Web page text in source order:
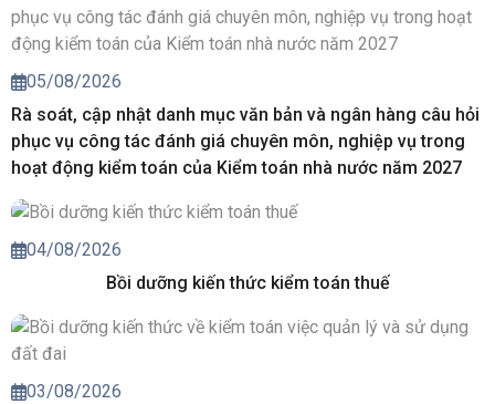
05/08/2026
Rà soát, cập nhật danh mục văn bản và ngân hàng câu hỏi
phục vụ công tác đánh giá chuyên môn, nghiệp vụ trong
hoạt động kiểm toán của Kiểm toán nhà nước năm 2027
04/08/2026
Bồi dưỡng kiến thức kiểm toán thuế
03/08/2026